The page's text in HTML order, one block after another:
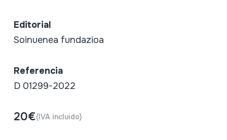
Editorial
Soinuenea fundazioa
Referencia
D 01299-2022
20€(IVA incluido)